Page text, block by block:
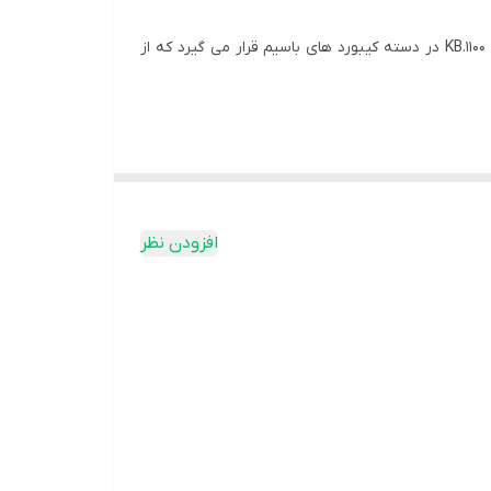
کیبورد پی نت مدل KB.1100 یک کیبورد خوش ساخت 104 کلیدی است و یک کیبورد فول کیبورد محسوب می‌شود، کیبورد پی نت مدل KB.1100 در دسته کیبورد های باسیم قرار می گیرد که از
افزودن نظر